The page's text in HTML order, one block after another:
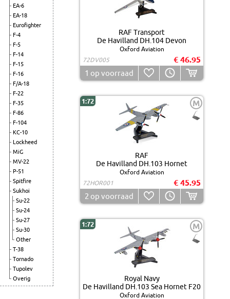
EA-6
EA-18
Eurofighter
F-4
F-5
F-14
F-15
F-16
F/A-18
F-22
F-35
F-86
F-104
KC-10
Lockheed
MiG
MV-22
P-51
Spitfire
Sukhoi
Su-22
Su-24
Su-27
Su-30
Other
T-38
Tornado
Tupolev
Overig
RAF Transport
De Havilland DH.104 Devon
Oxford Aviation
72DV005
€ 46.95
1 op voorraad
1:72 M
RAF
De Havilland DH.103 Hornet
Oxford Aviation
72HOR001
€ 45.95
2 op voorraad
1:72 M
Royal Navy
De Havilland DH.103 Sea Hornet F20
Oxford Aviation